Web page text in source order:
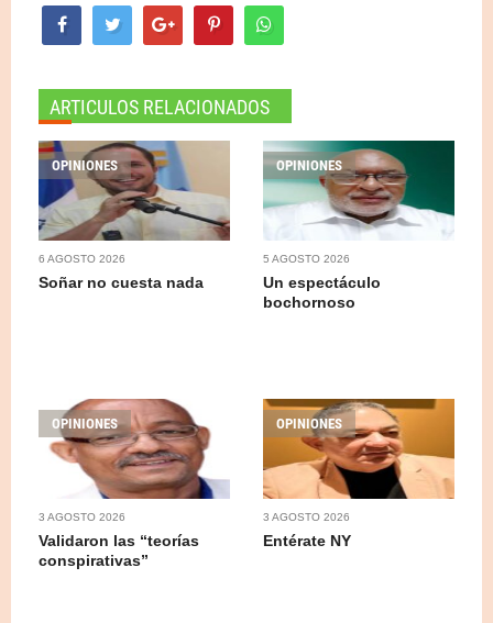
ARTICULOS RELACIONADOS
OPINIONES
6 AGOSTO 2026
Soñar no cuesta nada
OPINIONES
5 AGOSTO 2026
Un espectáculo
bochornoso
OPINIONES
3 AGOSTO 2026
Validaron las “teorías
conspirativas”
OPINIONES
3 AGOSTO 2026
Entérate NY